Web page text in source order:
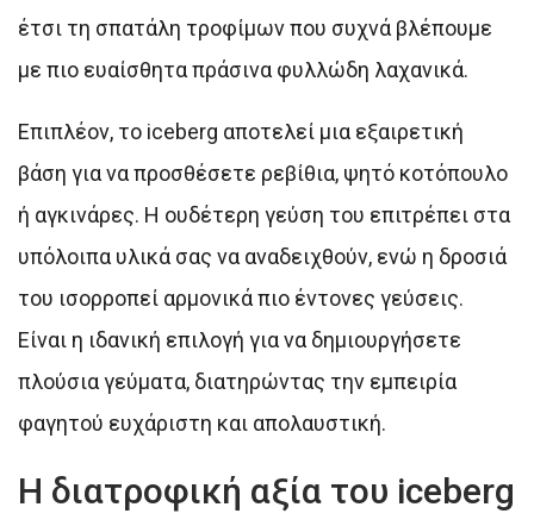
έτσι τη σπατάλη τροφίμων που συχνά βλέπουμε
με πιο ευαίσθητα πράσινα φυλλώδη λαχανικά.
Επιπλέον, το iceberg αποτελεί μια εξαιρετική
βάση για να προσθέσετε ρεβίθια, ψητό κοτόπουλο
ή αγκινάρες. Η ουδέτερη γεύση του επιτρέπει στα
υπόλοιπα υλικά σας να αναδειχθούν, ενώ η δροσιά
του ισορροπεί αρμονικά πιο έντονες γεύσεις.
Είναι η ιδανική επιλογή για να δημιουργήσετε
πλούσια γεύματα, διατηρώντας την εμπειρία
φαγητού ευχάριστη και απολαυστική.
Η διατροφική αξία του iceberg